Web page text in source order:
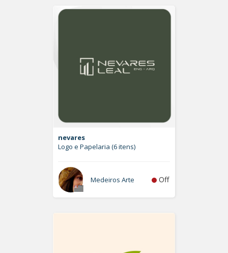
nevares
Logo e Papelaria (6 itens)
Medeiros Arte Off